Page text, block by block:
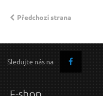
Předchozí strana
Sledujte nás na